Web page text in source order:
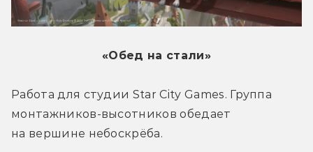
«Обед на стали»
Работа для студии Star City Games. Группа
монтажников-высотников обедает
на вершине небоскрёба.